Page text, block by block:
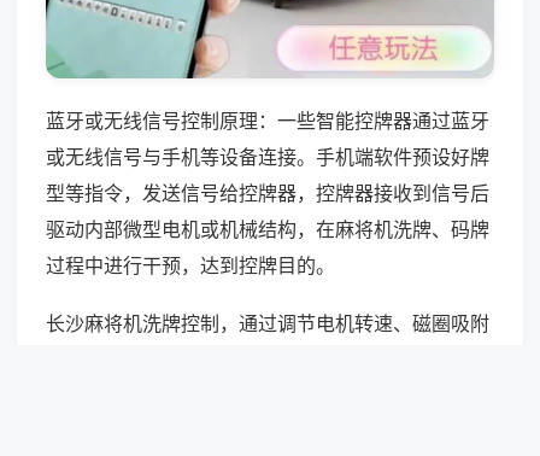
蓝牙或无线信号控制原理：一些智能控牌器通过蓝牙
或无线信号与手机等设备连接。手机端软件预设好牌
型等指令，发送信号给控牌器，控牌器接收到信号后
驱动内部微型电机或机械结构，在麻将机洗牌、码牌
过程中进行干预，达到控牌目的。
长沙麻将机洗牌控制，通过调节电机转速、磁圈吸附